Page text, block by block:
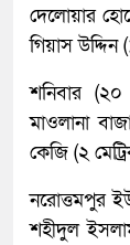
দেলোয়ার
গিয়াস উদ্দিন
শনিবার
মাওলানা
কেজি (২
নরোত্তমপুর
শহীদুল